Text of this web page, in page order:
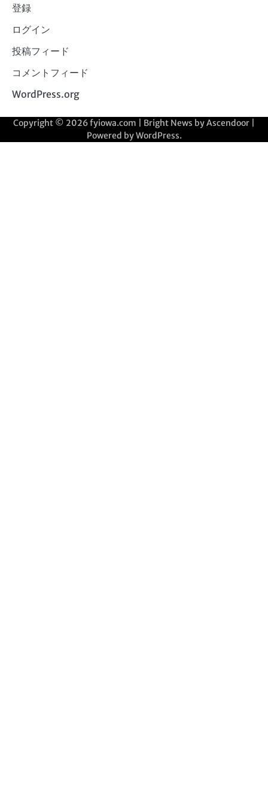
登録
ログイン
投稿フィード
コメントフィード
WordPress.org
Copyright © 2026fyiowa.com | Bright News byAscendoor
Powered byWordPress.